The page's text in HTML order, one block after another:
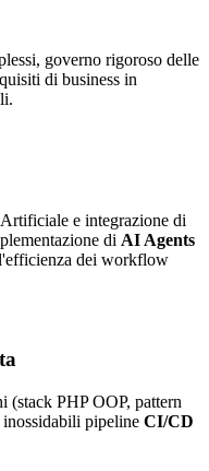
governo rigoroso delle
di business in
e integrazione di
di AI Agents
dei workflow
(stack PHP OOP, pattern
pipeline CI/CD